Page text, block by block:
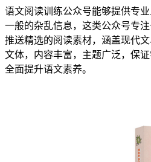
语文阅读训练公众号能够提供专
一般的杂乱信息，这类公众号专
推送精选的阅读素材，涵盖现代
文体，内容丰富，主题广泛，保
全面提升语文素养。